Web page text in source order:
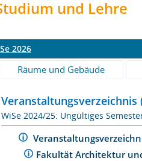
und Lehre
2026
Räume und Gebäude
Veranstaltungsverzeichnis
WiSe 2024/25: Ungültiges
Fakultät Architektur